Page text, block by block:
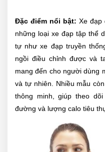
Đặc điểm nổi bật: Xe đạp
những loại xe đạp tập thể
tự như xe đạp truyền
ngồi điều chỉnh được và
mang đến cho người dùng
và tự nhiên. Nhiều mẫu
thông minh, giúp theo
đường và lượng calo tiêu